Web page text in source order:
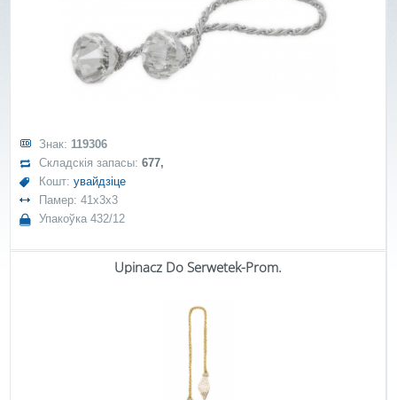
Знак: 119306
Складскія запасы:677,
Кошт:увайдзіце
Памер: 41x3x3
Упакоўка 432/12
Upinacz Do Serwetek-Prom.